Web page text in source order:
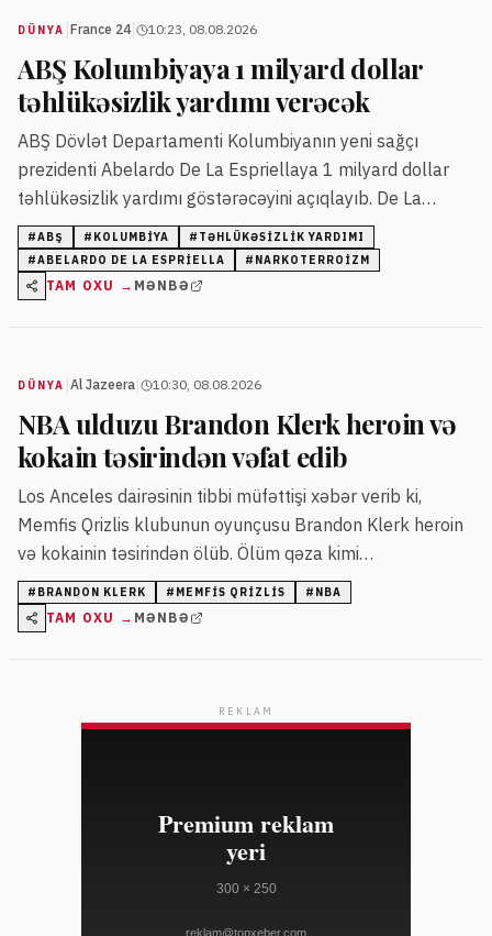
DÜNYA France 24| 10:23, 08.08.2026
ABŞ Kolumbiyaya 1 milyard dollar
təhlükəsizlik yardımı verəcək
ABŞ Dövlət Departamenti Kolumbiyanın yeni sağçı
prezidenti Abelardo De La Espriellaya 1 milyard dollar
təhlükəsizlik yardımı göstərəcəyini açıqlayıb. De La
Espriella qoşunlara narkoterrorizmlə mübarizədə dəstək
verəcəyini bildirib.
#ABŞ # KOLUMBIYA # TƏHLÜKƏSIZLIK YARDIMI
#ABELARDO DE LA ESPRIELLA # NARKOTERROIZM
TAM OXU → MƏNBƏ
DÜNYA Al Jazeera 10:30, 08.08.2026
NBA ulduzu Brandon Klerk heroin və
kokain təsirindən vəfat edib
Los Anceles dairəsinin tibbi müfəttişi xəbər verib ki,
Memfis Qrizlis klubunun oyunçusu Brandon Klerk heroin
və kokainin təsirindən ölüb. Ölüm qəza kimi
qiymətləndirilib, dərmanların təsiri mühüm rol oynayıb.
# BRANDON KLERK # MEMFIS QRIZLIS # NBA
TAM OXU → MƏNBƏ
REKLAM